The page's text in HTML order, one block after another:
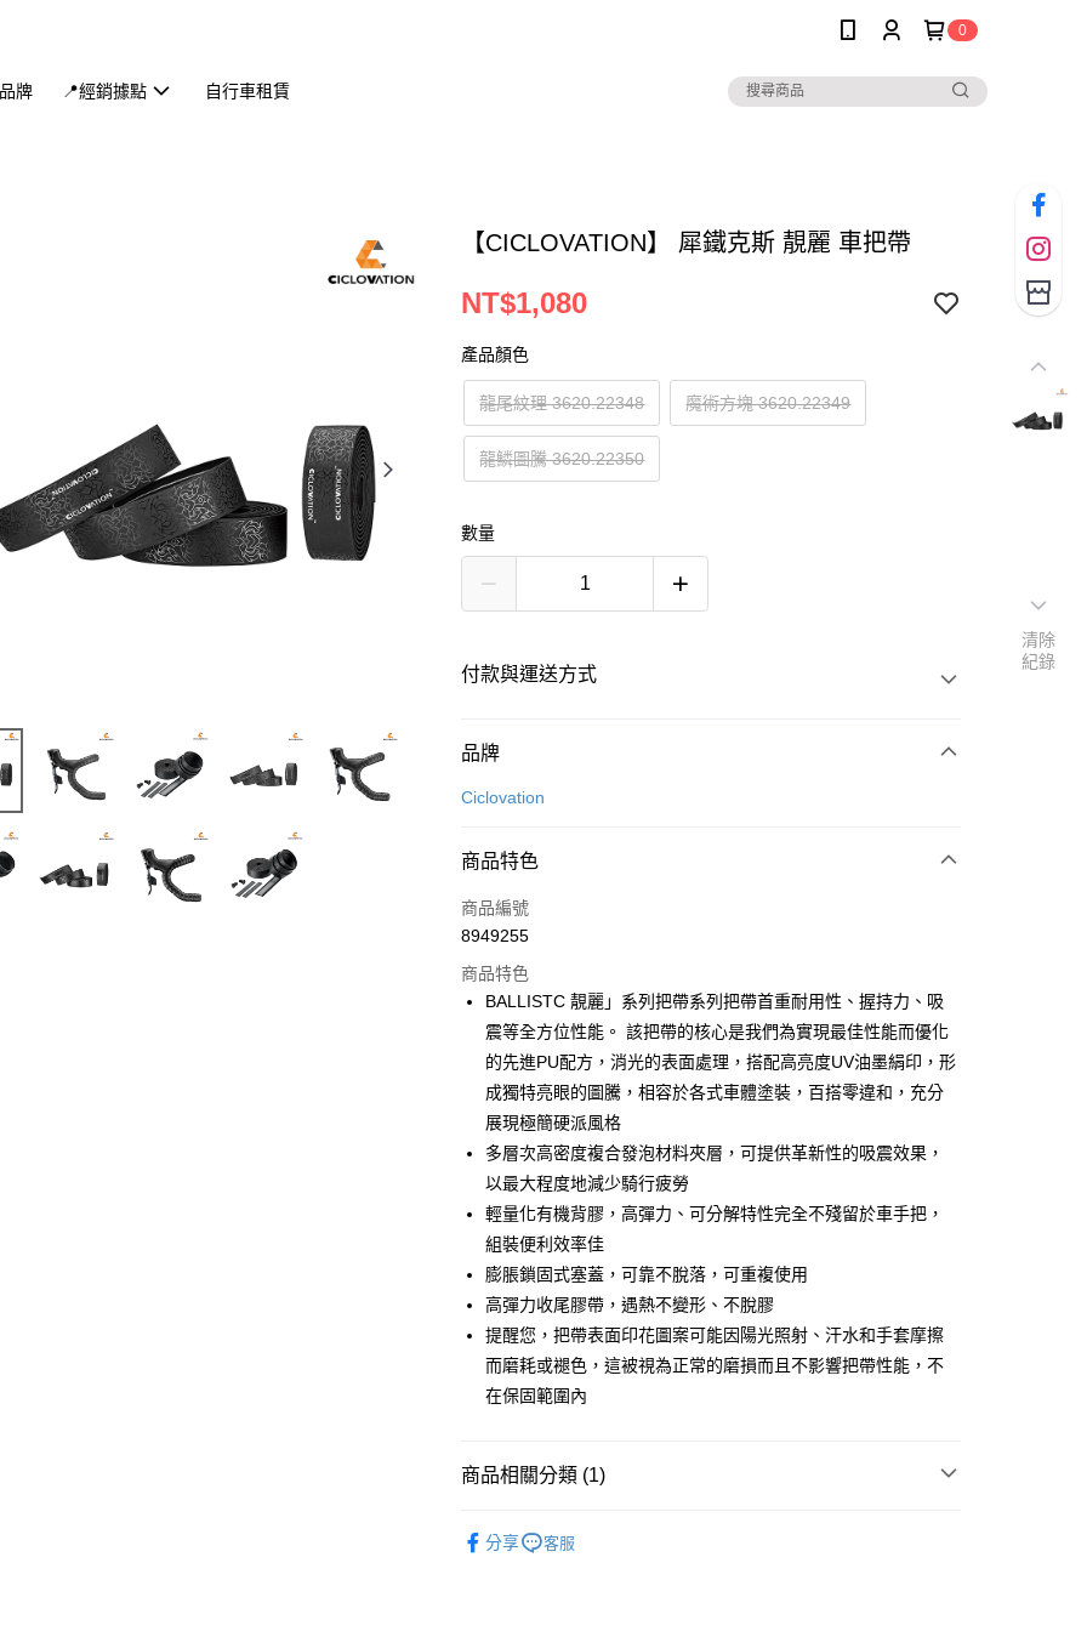
0
牌 📍經銷據點 自行車租賃
【CICLOVATION】 犀鐵克斯 靚麗 車把帶
NT$1,080
產品顏色
龍尾紋理 3620.22348 魔術方塊 3620.22349
龍鱗圖騰 3620.22350
數量
付款與運送方式
付款方式
信用卡一次付款
Apple Pay
AFTEE先享後付
相關說明
【關於「AFTEE先享後付」】
AFTEE先享後付是「在收到商品之後才付款」的支付方式。 讓您購物簡單
便利好安心！
１．簡單：不需註冊會員、不需綁卡、不需儲值。
２．便利：只要手機號碼，簡訊認證，即可結帳。
【「AFTEE先享後付」結帳流程】
１．於結帳方式選擇「AFTEE先享後付」後，將跳轉至「AFTEE先享後
付」結帳頁面，進行簡訊認證並確認金額後，即可完成結帳。
２．訂單成立數日內，您將收到繳費通知簡訊。
３．收到繳費通知簡訊後14天內，點擊此簡訊中的連結，可透過四大超商
※ 請注意：結帳手續完成當下不需立刻繳費，但若您需要取消訂單，請聯
絡購買商品的店家。未經商家同意取消之訂單仍視為有效，需透過AFTEE
先享後付繳納相關費用。
※ 交易是否成功請以「AFTEE先享後付 」之結帳頁面顯示為準，若有關於
是否繳費成功／繳費後需取消欲退款等相關疑問，請聯繫「AFTEE先享後
【注意事項】
１．透過由恩沛科技股份有限公司提供之「AFTEE先享後付」服務完成之
求債權轉讓予恩沛科技股份有限公司。
２．關於個人資料處理事宜，請瀏覽以下網址：
ATM付款
運送方式
每筆NT$60
付款後－全家取貨
每筆NT$60
7-11取貨付款
每筆NT$60
付款後－7-11取貨
本島宅配
離島宅配（澎湖、金門、馬祖、小琉球、綠島、蘭嶼）
品牌
Ciclovation
商品特色
商品編號
8949255
商品特色
BALLISTC 靚麗」系列把帶系列把帶首重耐用性、握持力、吸
震等全方位性能。 該把帶的核心是我們為實現最佳性能而優化
的先進PU配方，消光的表面處理，搭配高亮度UV油墨絹印，形
成獨特亮眼的圖騰，相容於各式車體塗裝，百搭零違和，充分
展現極簡硬派風格
多層次高密度複合發泡材料夾層，可提供革新性的吸震效果，
以最大程度地減少騎行疲勞
輕量化有機背膠，高彈力、可分解特性完全不殘留於車手把，
組裝便利效率佳
膨脹鎖固式塞蓋，可靠不脫落，可重複使用
高彈力收尾膠帶，遇熱不變形、不脫膠
提醒您，把帶表面印花圖案可能因陽光照射、汗水和手套摩擦
而磨耗或褪色，這被視為正常的磨損而且不影響把帶性能，不
在保固範圍內
商品相關分類 (1)
分享
客服
清除
紀錄